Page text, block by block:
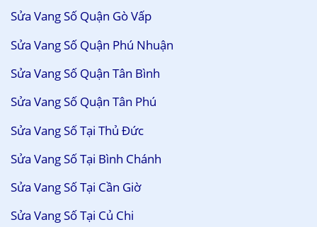
Sửa Vang Số Quận Gò Vấp
Sửa Vang Số Quận Phú Nhuận
Sửa Vang Số Quận Tân Bình
Sửa Vang Số Quận Tân Phú
Sửa Vang Số Tại Thủ Đức
Sửa Vang Số Tại Bình Chánh
Sửa Vang Số Tại Cần Giờ
Sửa Vang Số Tại Củ Chi